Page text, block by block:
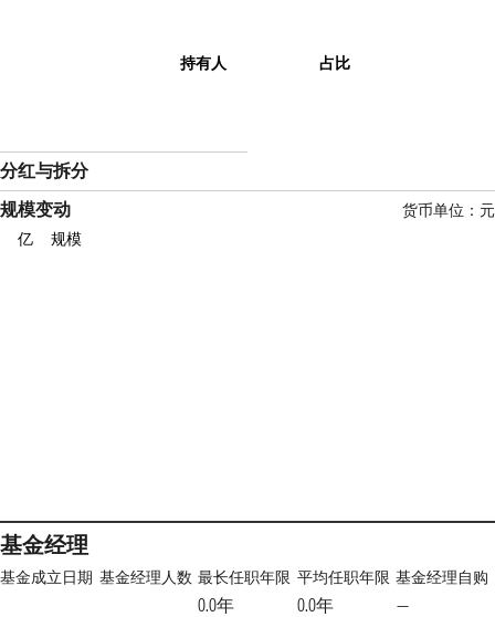
持有人 占比
分红与拆分
规模变动
货币单位：元
亿
规模
基金经理
基金成立日期 基金经理人数 最长任职年限
0.0年
平均任职年限
0.0年
基金经理自购
—